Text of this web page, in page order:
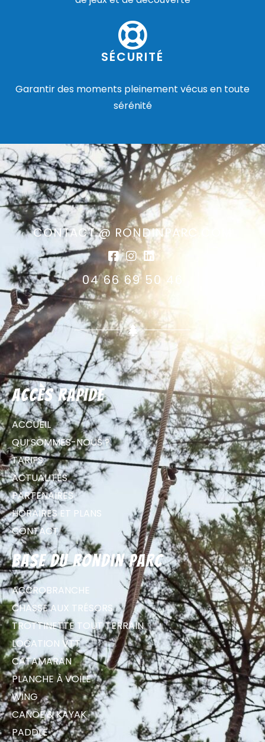
SÉCURITÉ
Garantir des moments pleinement vécus en toute
sérénité
CONTACT @ RONDINPARC.COM
04 66 69 50 46
Accès rapide
ACCUEIL
QUI SOMMES-NOUS ?
TARIFS
ACTUALITÉS
PARTENAIRES
HORAIRES ET PLANS
CONTACT
Base du Rondin parc
ACCROBRANCHE
CHASSE AUX TRÉSORS
TROTTINETTE TOUT TERRAIN
LOCATION VTT
CATAMARAN
PLANCHE À VOILE
WING
CANOË & KAYAK
PADDLE